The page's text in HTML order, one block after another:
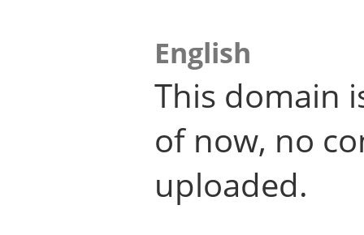
English
This domain
of now, no
uploaded.